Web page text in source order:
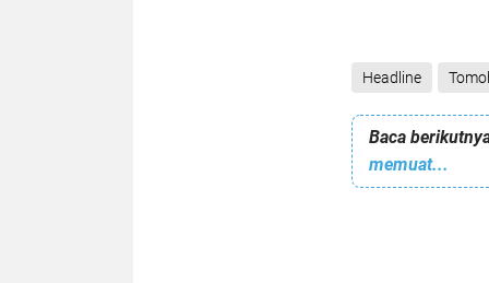
Headline
Baca
memuat...